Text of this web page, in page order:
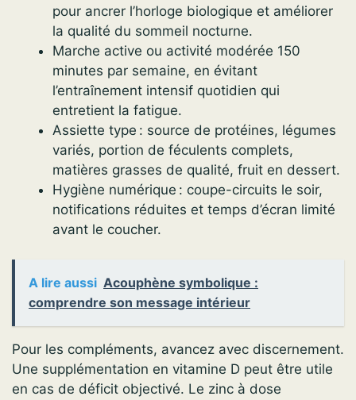
pour ancrer l’horloge biologique et améliorer
la qualité du sommeil nocturne.
Marche active ou activité modérée 150
minutes par semaine, en évitant
l’entraînement intensif quotidien qui
entretient la fatigue.
Assiette type : source de protéines, légumes
variés, portion de féculents complets,
matières grasses de qualité, fruit en dessert.
Hygiène numérique : coupe-circuits le soir,
notifications réduites et temps d’écran limité
avant le coucher.
A lire aussi Acouphène symbolique :
comprendre son message intérieur
Pour les compléments, avancez avec discernement.
Une supplémentation en vitamine D peut être utile
en cas de déficit objectivé. Le zinc à dose